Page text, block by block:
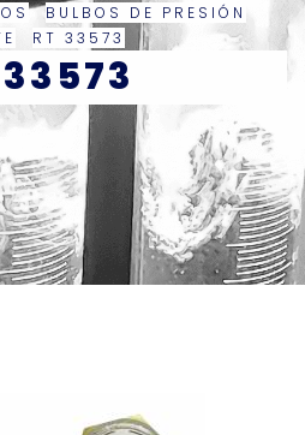
BULBOS DE PRESIÓN
RT 33573